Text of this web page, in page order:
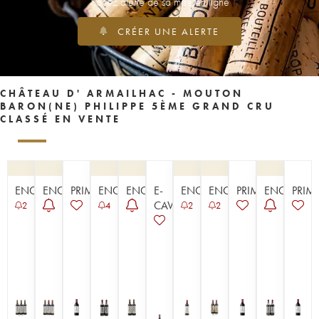
CRÉER UNE ALERTE
CHÂTEAU D' ARMAILHAC - MOUTON
BARON(NE) PHILIPPE 5ÈME GRAND CRU
CLASSÉ EN VENTE
ENCHÈRE
2
ENCHÈREPRIMEURENCHÈRE
4
ENCHÈRE
E-
CAVISTE
ENCHÈRE
2
ENCHÈRE
2
PRIMEURENCHÈRE